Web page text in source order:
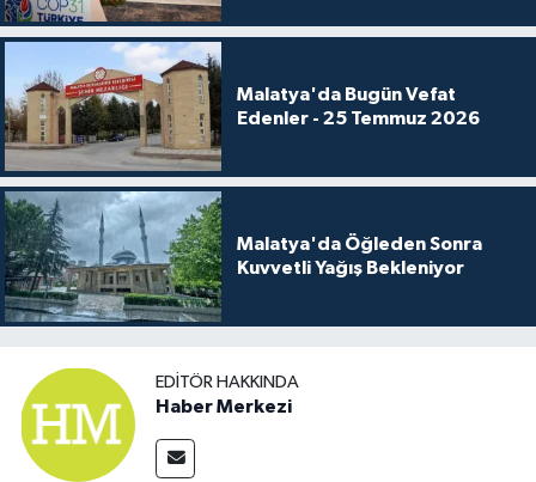
Malatya'da Bugün Vefat
Edenler - 25 Temmuz 2026
Malatya'da Öğleden Sonra
Kuvvetli Yağış Bekleniyor
EDITÖR HAKKINDA
Haber Merkezi